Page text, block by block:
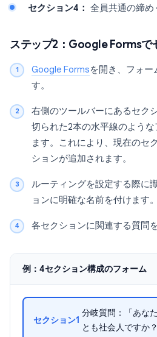
セクション4： 全員共通の締め
ステップ2：Google Formsで
Google Formsを開き、フォー
す。
右側のツールバーにあるセク
切られた2本の水平線のよう
ます。これにより、現在のセ
ションが追加されます。
ルーティングを設定する際に
ョンに明確な名前を付けます。
各セクションに関連する質問
例：4セクション構成のフォーム
セクション1
分岐質問：「あな
とも社会人ですか？